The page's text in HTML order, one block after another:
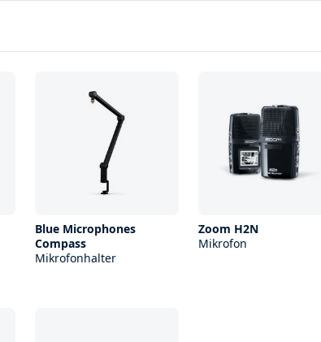
Blue Microphones
Compass
Mikrofonhalter
Zoom H2N
Mikrofon